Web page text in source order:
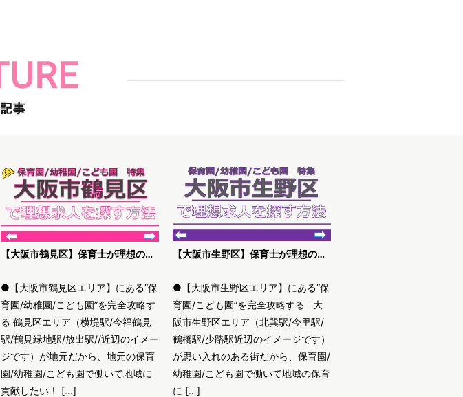
【大阪市鶴見区】保育士が理想の求人を探す方法解説
●【大阪市鶴見区エリア】にある”保
育園/幼稚園/こども園”を完全攻略す
る 鶴見区エリア（横堤駅/今福鶴見
駅/鶴見緑地駅/放出駅//近辺のイメー
ジです）が地元だから、地元の保育
園/幼稚園/こども園で働いて地域に
貢献したい！ […]
【大阪市生野区】保育士が理想の求人を探す方法
●【大阪市生野区エリア】にある”保
育園/こども園”を完全攻略する 大
阪市生野区エリア（北巽駅/今里駅/
鶴橋駅/少路駅近辺のイメージです）
が思い入れのある街だから、保育園/
幼稚園/こども園で働いて地域の保育
に […]